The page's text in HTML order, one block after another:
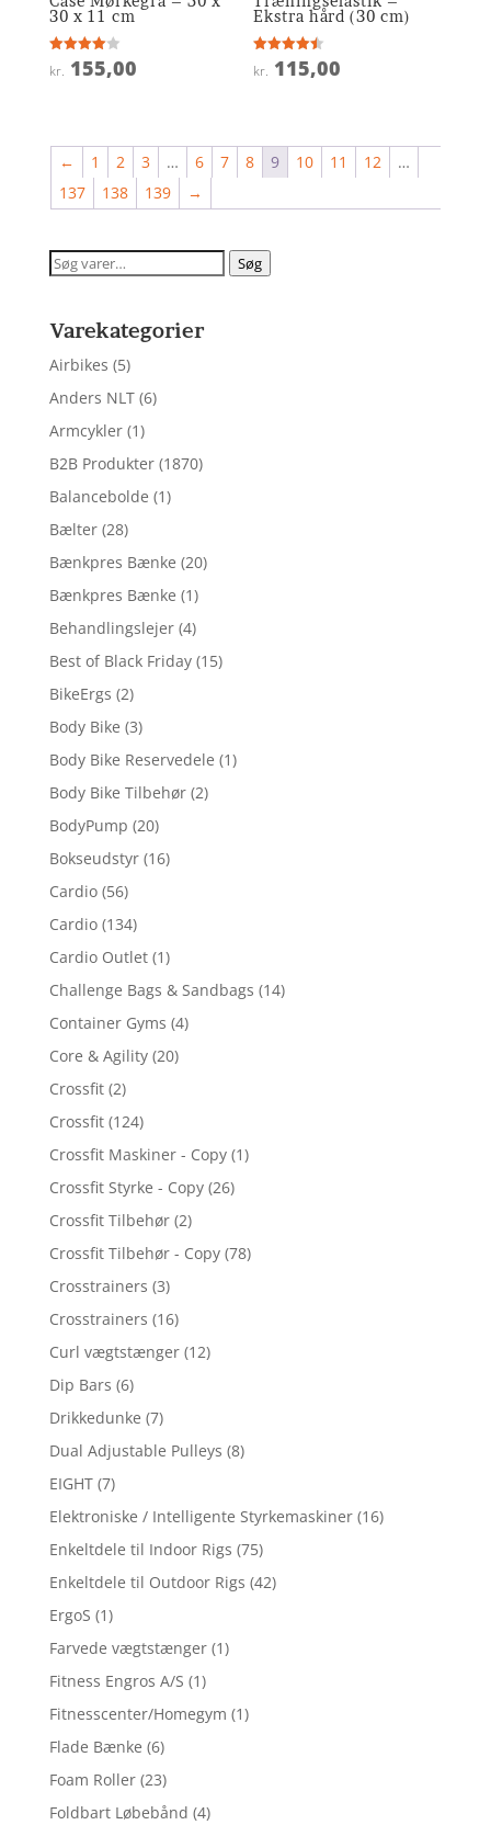
30 x 11 cm
Vurderet
4
kr. 155,00
Ekstra hård (30 cm)
Vurderet
4.5
kr. 115,00
← 1 2 3 … 6 7 8 9 10 11 12
…
137
138 139 →
Søg
Søg
Varekategorier
Airbikes (5)
Anders NLT (6)
Armcykler (1)
B2B Produkter (1870)
Balancebolde (1)
Bælter (28)
Bænkpres Bænke (20)
Bænkpres Bænke (1)
Behandlingslejer (4)
Best of Black Friday (15)
BikeErgs (2)
Body Bike (3)
Body Bike Reservedele (1)
Body Bike Tilbehør (2)
BodyPump (20)
Bokseudstyr (16)
Cardio (56)
Cardio (134)
Cardio Outlet (1)
Challenge Bags & Sandbags (14)
Container Gyms (4)
Core & Agility (20)
Crossfit (2)
Crossfit (124)
Crossfit Maskiner - Copy (1)
Crossfit Styrke - Copy (26)
Crossfit Tilbehør (2)
Crossfit Tilbehør - Copy (78)
Crosstrainers (3)
Crosstrainers (16)
Curl vægtstænger (12)
Dip Bars (6)
Drikkedunke (7)
Dual Adjustable Pulleys (8)
EIGHT (7)
Elektroniske / Intelligente Styrkemaskiner (16)
Enkeltdele til Indoor Rigs (75)
Enkeltdele til Outdoor Rigs (42)
ErgoS (1)
Farvede vægtstænger (1)
Fitness Engros A/S (1)
Fitnesscenter/Homegym (1)
Flade Bænke (6)
Foam Roller (23)
Foldbart Løbebånd (4)